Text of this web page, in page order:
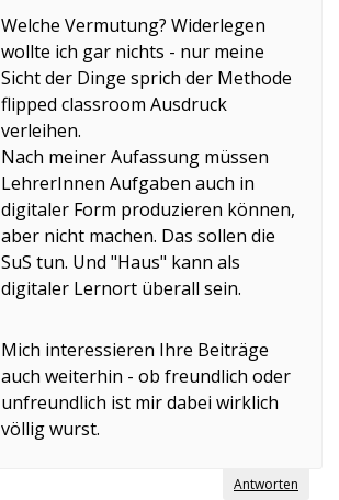
Welche Vermutung? Widerlegen
wollte ich gar nichts - nur meine
Sicht der Dinge sprich der Methode
flipped classroom Ausdruck
verleihen.
Nach meiner Aufassung müssen
LehrerInnen Aufgaben auch in
digitaler Form produzieren können,
aber nicht machen. Das sollen die
SuS tun. Und "Haus" kann als
digitaler Lernort überall sein.
Mich interessieren Ihre Beiträge
auch weiterhin - ob freundlich oder
unfreundlich ist mir dabei wirklich
völlig wurst.
Antworten